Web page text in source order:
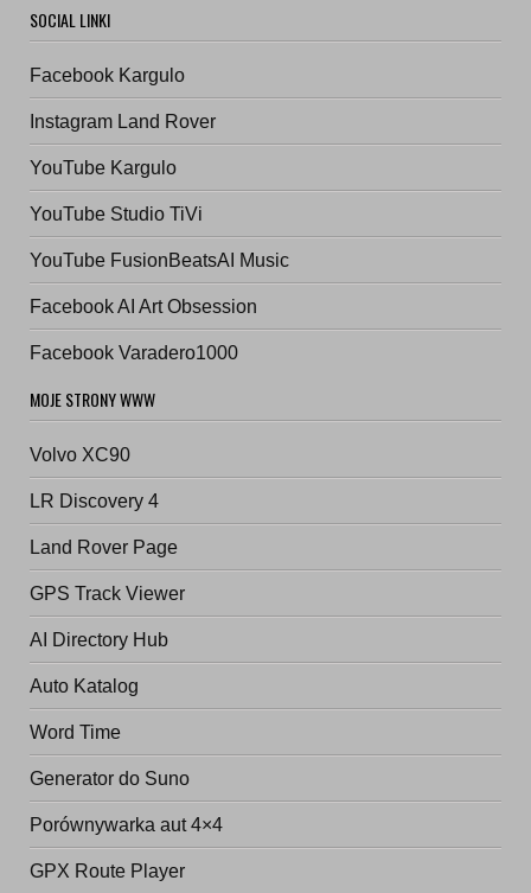
SOCIAL LINKI
Facebook Kargulo
Instagram Land Rover
YouTube Kargulo
YouTube Studio TiVi
YouTube FusionBeatsAI Music
Facebook AI Art Obsession
Facebook Varadero1000
MOJE STRONY WWW
Volvo XC90
LR Discovery 4
Land Rover Page
GPS Track Viewer
AI Directory Hub
Auto Katalog
Word Time
Generator do Suno
Porównywarka aut 4×4
GPX Route Player